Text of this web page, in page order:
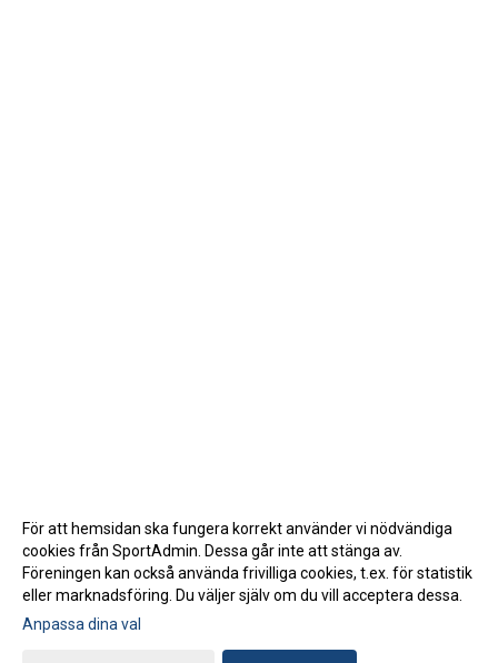
Gå till Webbversion
För att hemsidan ska fungera korrekt använder vi nödvändiga
cookies från SportAdmin. Dessa går inte att stänga av.
Föreningen kan också använda frivilliga cookies, t.ex. för statistik
eller marknadsföring. Du väljer själv om du vill acceptera dessa.
Anpassa dina val